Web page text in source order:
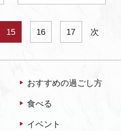
15 16 17 次
おすすめの過ごし方
食べる
イベント